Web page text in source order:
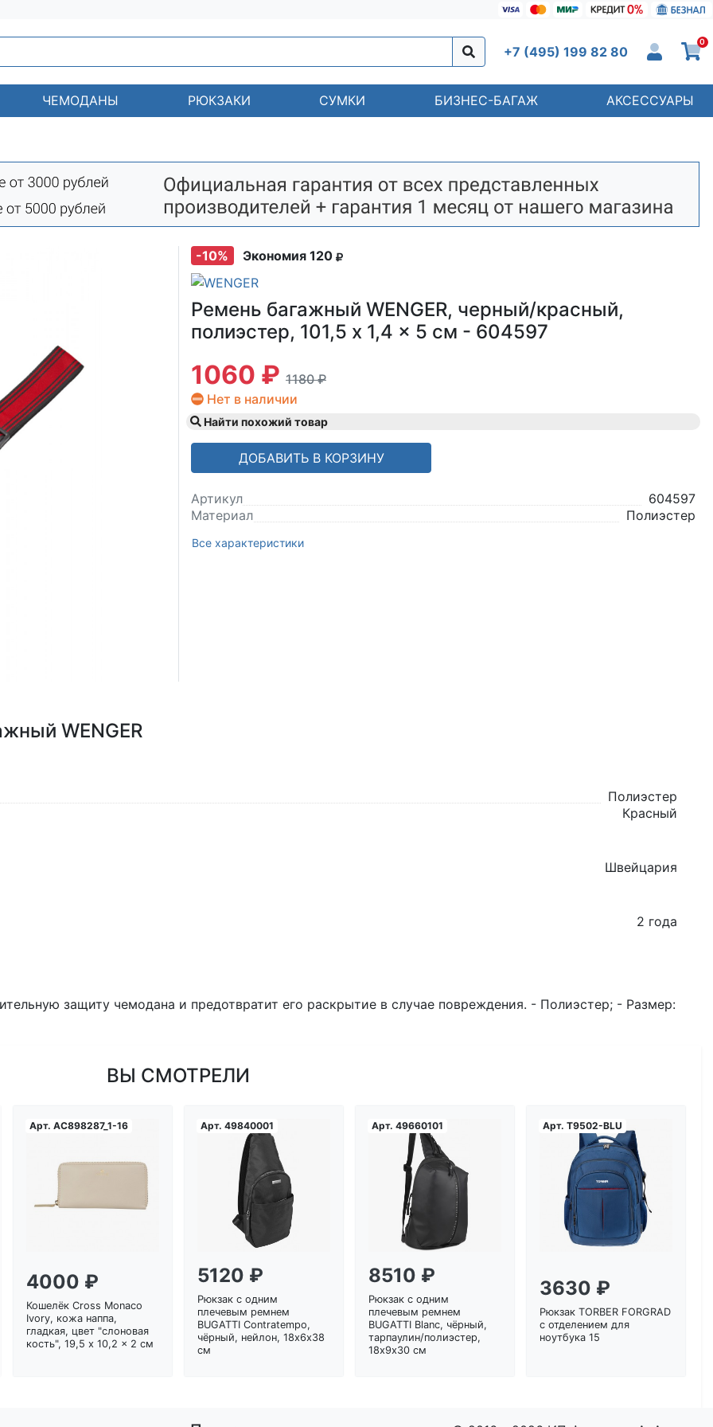
+7 (495) 199 82 80
0
ЧЕМОДАНЫ РЮКЗАКИ СУМКИ БИЗНЕС-БАГАЖ АКСЕССУАРЫ
-10% Экономия 120
Ремень багажный WENGER, черный/красный,
полиэстер, 101,5 x 1,4 x 5 см - 604597
1060 ₽ 1180 ₽
Нет в наличии
Найти похожий товар
ДОБАВИТЬ В КОРЗИНУ
Артикул
604597
Материал
Полиэстер
Все характеристики
WENGER
Полиэстер
Красный
Швейцария
2 года
защиту чемодана и предотвратит его раскрытие в случае повреждения. - Полиэстер; - Размер:
ВЫ СМОТРЕЛИ
Арт. AC898287_1-16
4000 ₽
Кошелёк Cross Monaco
Ivory, кожа наппа,
гладкая, цвет "слоновая
кость", 19,5 x 10,2 x 2 см
Арт. 49840001
Загрузка...
5120 ₽
Рюкзак с одним
плечевым ремнем
BUGATTI Contratempo,
чёрный, нейлон, 18х6х38
см
Арт. 49660101
8510 ₽
Рюкзак с одним
плечевым ремнем
BUGATTI Blanc, чёрный,
тарпаулин/полиэстер,
18х9х30 см
Арт. T9502-BLU
3630 ₽
Рюкзак TORBER FORGRAD
с отделением для
ноутбука 15